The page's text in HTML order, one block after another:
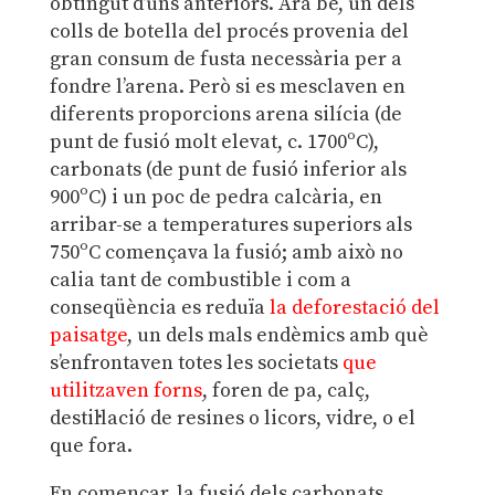
colls de botella del procés provenia del
gran consum de fusta necessària per a
fondre l’arena. Però si es mesclaven en
diferents proporcions arena silícia (de
punt de fusió molt elevat, c. 1700ºC),
carbonats (de punt de fusió inferior als
900ºC) i un poc de pedra calcària, en
arribar-se a temperatures superiors als
750ºC començava la fusió; amb això no
calia tant de combustible i com a
conseqüència es reduïala deforestació del
paisatge, un dels mals endèmics amb què
s’enfrontaven totes les societats que
utilitzaven forns, foren de pa, calç,
destil·lació de resines o licors, vidre, o el
que fora.